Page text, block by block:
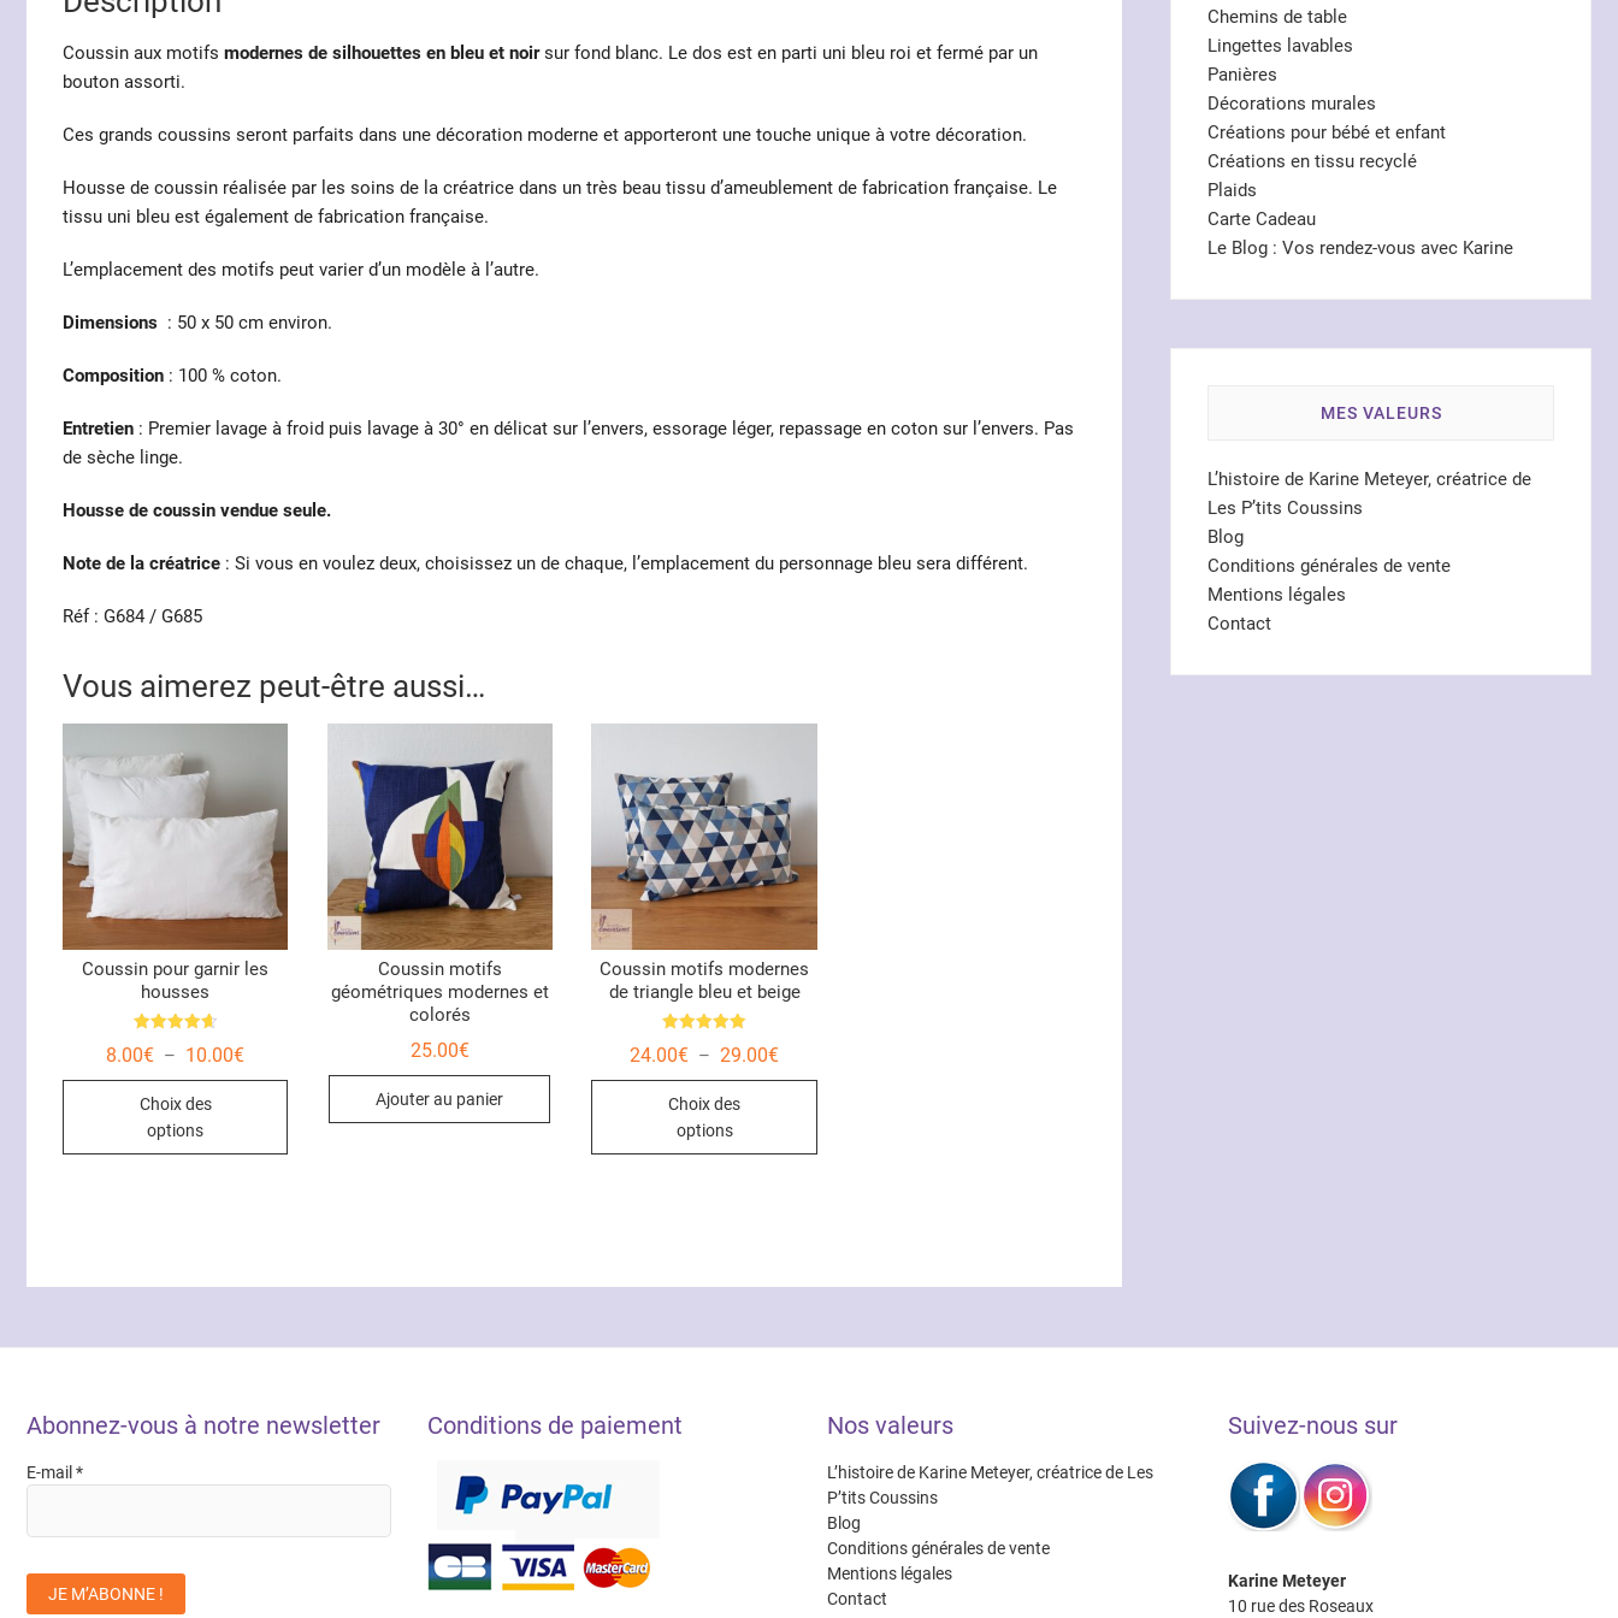
Coussin aux motifs modernes de silhouettes en bleu et noirsur fond blanc. Le dos est en parti uni bleu roi et fermé par un
bouton assorti.
Ces grands coussins seront parfaits dans une décoration moderne et apporteront une touche unique à votre décoration.
Housse de coussin réalisée par les soins de la créatrice dans un très beau tissu d’ameublement de fabrication française. Le
tissu uni bleu est également de fabrication française.
L’emplacement des motifs peut varier d’un modèle à l’autre.
Dimensions : 50 x 50 cm environ.
Composition : 100 % coton.
Entretien : Premier lavage à froid puis lavage à 30° en délicat sur l’envers, essorage léger, repassage en coton sur l’envers. Pas
de sèche linge.
Housse de coussin vendue seule.
Note de la créatrice : Si vous en voulez deux, choisissez un de chaque, l’emplacement du personnage bleu sera différent.
Réf : G684 / G685
Vous aimerez peut-être aussi…
Coussin pour garnir les
housses
4.67
8.00€ – 10.00€Plage
Choix des
options
Ce
peuvent
choisies
page
produit
Coussin motifs
géométriques modernes et
colorés
25.00€
Ajouter au panier
Coussin motifs modernes
de triangle bleu et beige
5.00
24.00€ – 29.00€Plage
Choix des
options
Ce
peuvent
choisies
page
du
produit
Chemins de table
Lingettes lavables
Panières
Décorations murales
Créations pour bébé et enfant
Créations en tissu recyclé
Plaids
Carte Cadeau
Le Blog : Vos rendez-vous avec Karine
MES VALEURS
L’histoire de Karine Meteyer, créatrice de
Les P’tits Coussins
Blog
Conditions générales de vente
Mentions légales
Contact
Abonnez-vous à notre newsletter
E-mail *
Conditions de paiement Nos valeurs
L’histoire de Karine Meteyer, créatrice de Les
P’tits Coussins
Blog
Conditions générales de vente
Mentions légales
Contact
Suivez-nous sur
Karine Meteyer
10 rue des Roseaux